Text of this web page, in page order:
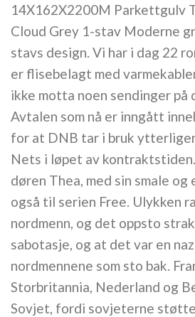
14X162X2200M Parkettgulv
Cloud Grey 1-stav Moderne
stavs design. Vi har i dag 22
er flisebelagt med
ikke motta noen sendinger på
Avtalen som nå er inngått
for at DNB tar i bruk
Nets i løpet av
døren Thea, med sin smale og
også til serien Free. Ulykken
nordmenn, og det oppsto
sabotasje, og at det var en
nordmennene som sto bak.
Storbritannia, Nederland og
Sovjet, fordi sovjeterne